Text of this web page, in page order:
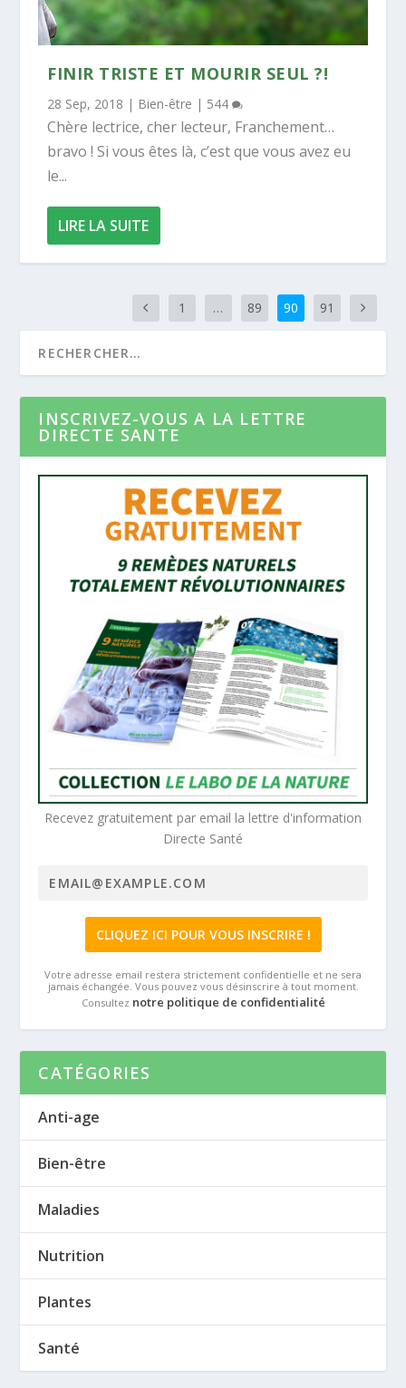
FINIR TRISTE ET MOURIR SEUL ?!
28 Sep, 2018 | Bien-être | 544
Chère lectrice, cher lecteur, Franchement…
bravo ! Si vous êtes là, c’est que vous avez eu
le...
LIRE LA SUITE
1 … 89 90 91
INSCRIVEZ-VOUS A LA LETTRE
DIRECTE SANTE
Recevez gratuitement par email la lettre d'information
Directe Santé
Votre adresse email restera strictement confidentielle et ne sera
jamais échangée. Vous pouvez vous désinscrire à tout moment.
Consultez notre politique de confidentialité
CATÉGORIES
Anti-age
Bien-être
Maladies
Nutrition
Plantes
Santé